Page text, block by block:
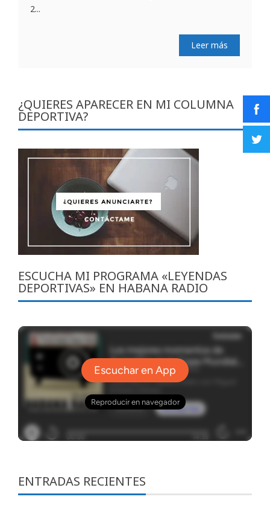
2...
Leer más
¿QUIERES APARECER EN MI COLUMNA
DEPORTIVA?
ESCUCHA MI PROGRAMA «LEYENDAS
DEPORTIVAS» EN HABANA RADIO
ENTRADAS RECIENTES